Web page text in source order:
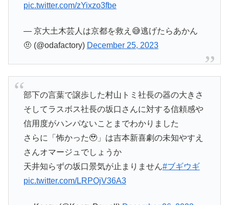
pic.twitter.com/zYixzo3fbe
— 京大土木芸人は京都を救え😅逃げたらあかん
🤨 (@odafactory) December 25, 2023
部下の言葉で譲歩した村山トミ社長の器の大きさ
そしてラスボス社長の坂口さんに対する信頼感や
信用度がハンパないことまでわかりました
さらに「怖かった🥹」は吉本新喜劇の未知やすえ
さんオマージュでしょうか
天井知らずの坂口景気が止まりません#ブギウギ
pic.twitter.com/LRPOjV36A3